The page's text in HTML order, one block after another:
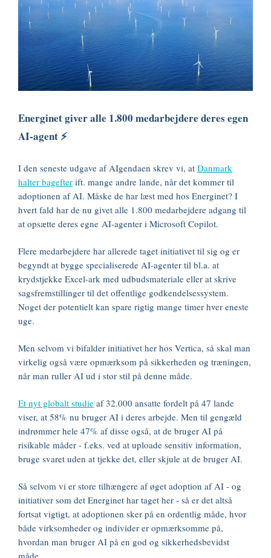
Energinet giver alle 1.800 medarbejdere deres egen
AI-agent ⚡️
I den seneste udgave af AIgendaen skrev vi, at Danmark
halter bagefter ift. mange andre lande, når det kommer til
adoptionen af AI. Måske de har læst med hos Energinet? I
hvert fald har de nu givet alle 1.800 medarbejdere adgang til
at opsætte deres egne AI-agenter i Microsoft Copilot.
Flere medarbejdere har allerede taget initiativet til sig og er
begyndt at bygge specialiserede AI-agenter til bl.a. at
krydstjekke Excel-ark med udbudsmateriale eller at skrive
sagsfremstillinger til det offentlige godkendelsessystem.
Noget der potentielt kan spare rigtig mange timer hver eneste
uge.
Men selvom vi bifalder initiativet her hos Vertica, så skal man
virkelig også være opmærksom på sikkerheden og træningen,
når man ruller AI ud i stor stil på denne måde.
Et nyt globalt studie af 32.000 ansatte fordelt på 47 lande
viser, at 58% nu bruger AI i deres arbejde. Men til gengæld
indrømmer hele 47% af disse også, at de bruger AI på
risikable måder - f.eks. ved at uploade sensitiv information,
bruge svaret uden at tjekke det, eller skjule at de bruger AI.
Så selvom vi er store tilhængere af øget adoption af AI - og
initiativer som det Energinet har taget her - så er det altså
fortsat vigtigt, at adoptionen sker på en ordentlig måde, hvor
både virksomheder og individer er opmærksomme på,
hvordan man bruger AI på en god og sikkerhedsbevidst
måde.